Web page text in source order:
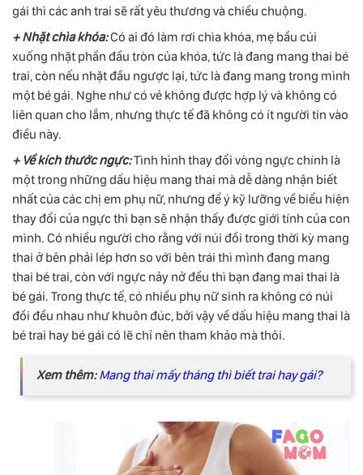
gái thì các anh trai sẽ rất yêu thương và chiều chuộng.
+ Nhặt chìa khóa:Có ai đó làm rơi chìa khóa, mẹ bầu cúi
xuống nhặt phần đầu tròn của khóa, tức là đang mang thai bé
trai, còn nếu nhặt đầu ngược lại, tức là đang mang trong mình
một bé gái. Nghe như có vẻ không được hợp lý và không có
liên quan cho lắm, nhưng thực tế đã không có ít người tin vào
điều này.
+ Về kích thước ngực:Tình hình thay đổi vòng ngực chính là
một trong những dấu hiệu mang thai mà dễ dàng nhận biết
nhất của các chị em phụ nữ, nhưng để ý kỹ lưỡng về biểu hiện
thay đổi của ngực thì bạn sẽ nhận thấy được giới tính của con
mình. Có nhiều người cho rằng với núi đồi trong thời kỳ mang
thai ở bên phải lép hơn so với bên trái thì mình đang mang
thai bé trai, còn với ngực nảy nở đều thì bạn đang mai thai là
bé gái. Trong thực tế, có nhiều phụ nữ sinh ra không có núi
đồi đều nhau như khuôn đúc, bởi vậy về dấu hiệu mang thai là
bé trai hay bé gái có lẽ chỉ nên tham khảo mà thôi.
Xem thêm:Mang thai mấy tháng thì biết trai hay gái?